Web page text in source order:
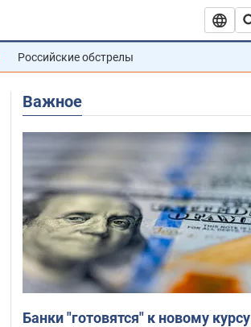
Российские обстрелы
Важное
Банки "готовятся" к новому курсу